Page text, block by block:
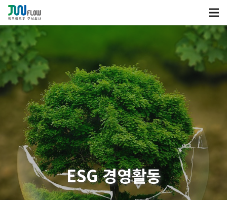
ESG 경영활동